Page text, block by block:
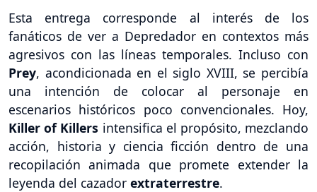
Esta entrega corresponde al interés de los
fanáticos de ver a Depredador en contextos más
agresivos con las líneas temporales. Incluso con
Prey, acondicionada en el siglo XVIII, se percibía
una intención de colocar al personaje en
escenarios históricos poco convencionales. Hoy,
Killer of Killers intensifica el propósito, mezclando
acción, historia y ciencia ficción dentro de una
recopilación animada que promete extender la
leyenda del cazador extraterrestre.